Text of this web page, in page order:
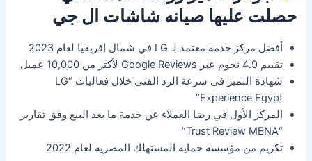
حصلت عليها صيانه شاشات ال جي
أفضل مركز خدمة معتمد لـ LG في شمال إفريقيا لعام 2023
تقييم 4.9 نجوم عبر Google Reviews لأكثر من 10,000 عميل
شهادة التميز في سرعة الرد الفني خلال فعاليات “LG
Experience Egypt”
المركز الأول في رضا العملاء عن خدمة ما بعد البيع وفق تقارير
“Trust Review MENA”
تكريم من مؤسسة حماية المستهلك المصرية لعام 2022